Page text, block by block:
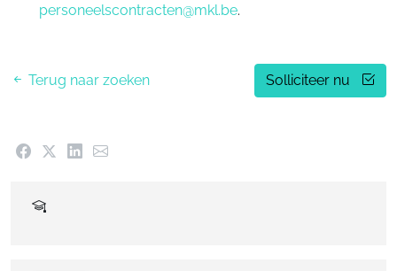
personeelscontracten@mkl.be.
Terug naar zoeken Solliciteer nu